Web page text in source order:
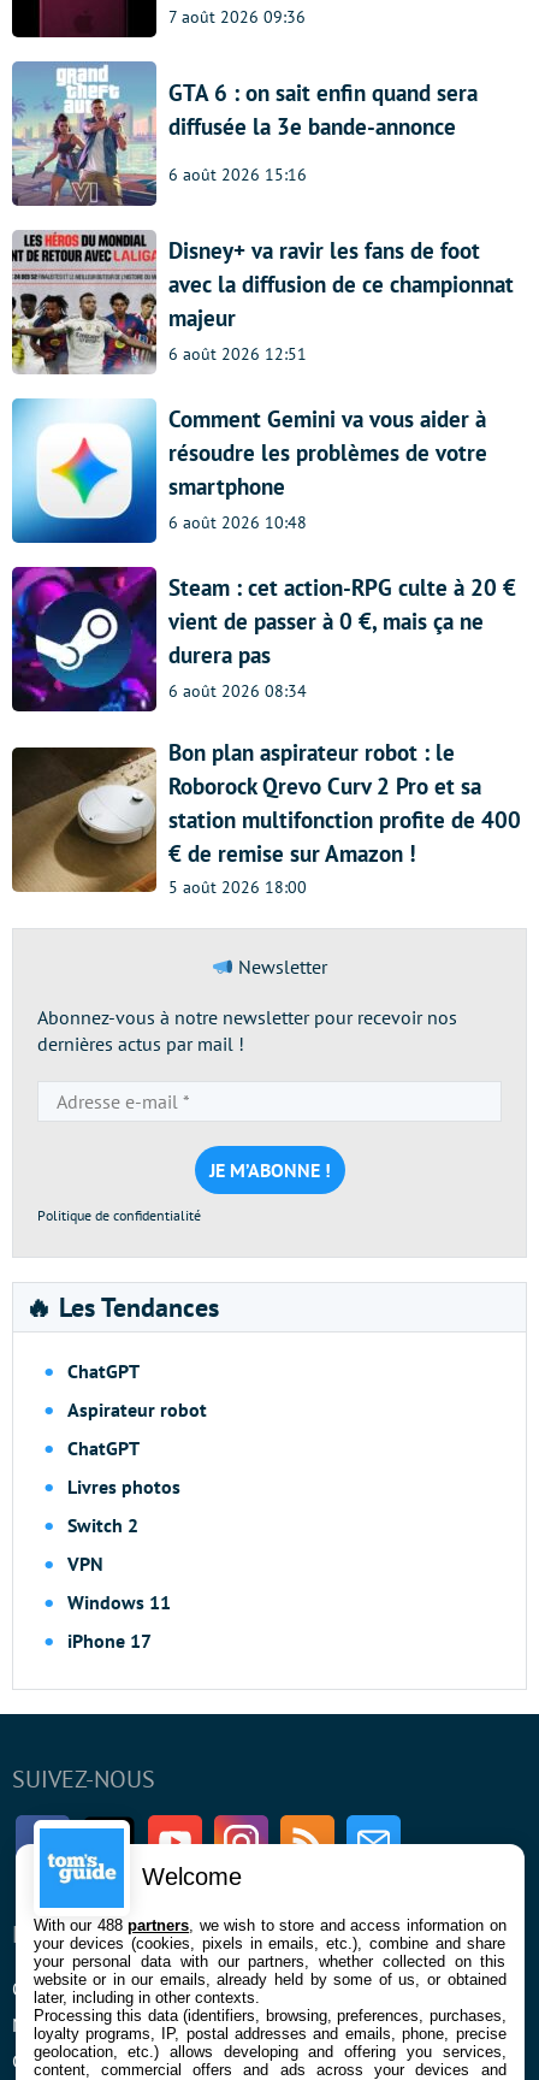
7 août 2026 09:36
GTA 6 : on sait enfin quand sera
diffusée la 3e bande-annonce
6 août 2026 15:16
Disney+ va ravir les fans de foot
avec la diffusion de ce championnat
majeur
6 août 2026 12:51
Comment Gemini va vous aider à
résoudre les problèmes de votre
smartphone
6 août 2026 10:48
Steam : cet action-RPG culte à 20 €
vient de passer à 0 €, mais ça ne
durera pas
6 août 2026 08:34
Bon plan aspirateur robot : le
Roborock Qrevo Curv 2 Pro et sa
station multifonction profite de 400
€ de remise sur Amazon !
5 août 2026 18:00
Newsletter
Abonnez-vous à notre newsletter pour recevoir nos
dernières actus par mail !
e-
mail
*
Politique de confidentialité
🔥 Les Tendances
ChatGPT
Aspirateur robot
ChatGPT
Livres photos
Switch 2
VPN
Windows 11
iPhone 17
SUIVEZ-NOUS
FacebookTwitter Youtube InstagramRSS Newsletter
ENTREPRISE
Qui sommes nous
Mentions légales et CGU
Confidentialité et Cookies
À PROPOS
La rédaction
Contact
Welcome
With our 488partners , we wish to store and access information on
your devices (cookies, pixels in emails, etc.), combine and share
your personal data with our partners, whether collected on this
website or in our emails, already held by some of us, or obtained
later, including in other contexts.
Processing this data (identifiers, browsing, preferences, purchases,
loyalty programs, IP, postal addresses and emails, phone, precise
geolocation, etc.) allows developing and offering you services,
content, commercial offers and ads across your devices and